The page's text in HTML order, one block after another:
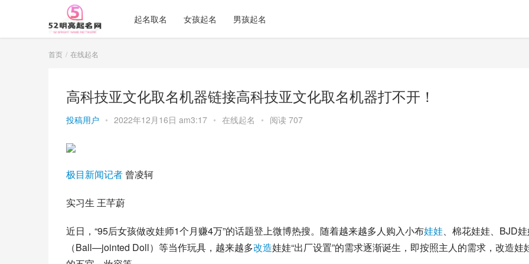
起名取名 女孩起名 男孩起名
首页 在线起名
高科技亚文化取名机器链接高科技亚文化取名机器打不开！
投稿用户 • 2022年12月16日 am3:17 • 在线起名 • 阅读 707
极目新闻记者 曾凌轲
实习生 王芊蔚
近日，“95后女孩做改娃师1个月赚4万”的话题登上微博热搜。随着越来越多人购入小布娃娃、棉花娃娃、BJD
（Ball—jointed Doll）等当作玩具，越来越多改造娃娃“出厂设置”的需求逐渐诞生，即按照主人的需求，改造娃